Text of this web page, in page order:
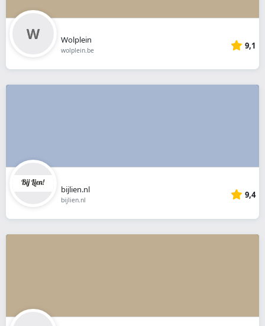
Wolplein
wolplein.be 9,1
bijlien.nl
bijlien.nl 9,4